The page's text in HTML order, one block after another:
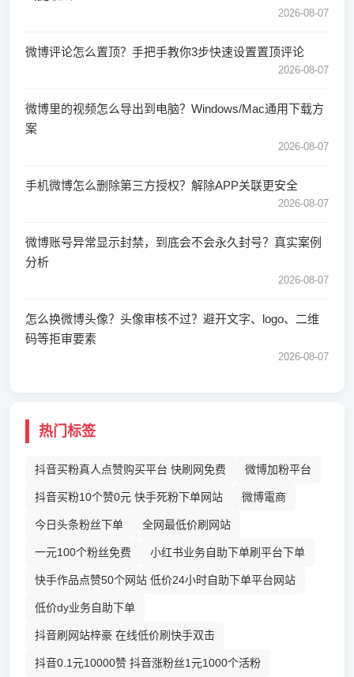
2026-08-07
微博评论怎么置顶？手把手教你3步快速设置置顶评论
2026-08-07
微博里的视频怎么导出到电脑？Windows/Mac通用下载方
案
2026-08-07
手机微博怎么删除第三方授权？解除APP关联更安全
2026-08-07
微博账号异常显示封禁，到底会不会永久封号？真实案例
分析
2026-08-07
怎么换微博头像？头像审核不过？避开文字、logo、二维
码等拒审要素
2026-08-07
热门标签
抖音买粉真人点赞购买平台 快刷网免费 微博加粉平台
抖音买粉10个赞0元 快手死粉下单网站 微博電商
今日头条粉丝下单 全网最低价刷网站
一元100个粉丝免费 小红书业务自助下单刷平台下单
快手作品点赞50个网站 低价24小时自助下单平台网站
低价dy业务自助下单
抖音刷网站梓豪 在线低价刷快手双击
抖音0.1元10000赞 抖音涨粉丝1元1000个活粉